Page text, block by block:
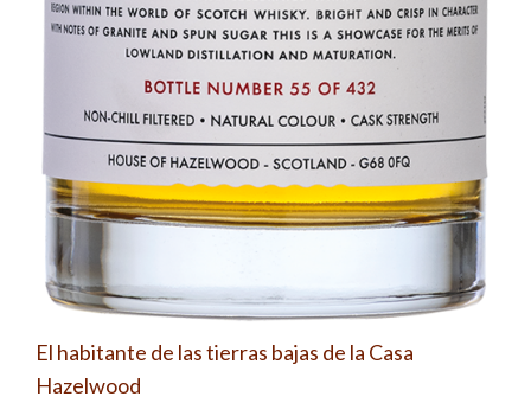
El habitante de las tierras bajas de la Casa
Hazelwood